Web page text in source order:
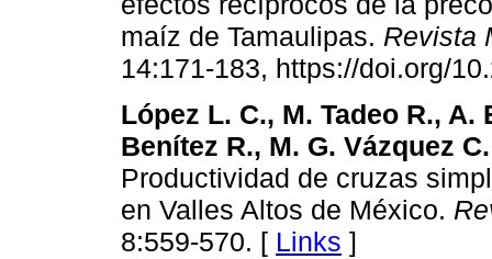
maíz de Tamaulipas. Revista
14:171-183, https://doi.org/
López L. C., M. Tadeo R.,
Benítez R., M. G. Vázquez
Productividad de cruzas
en Valles Altos de México.
8:559-570. [ Links ]